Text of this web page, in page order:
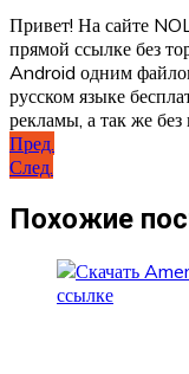
Привет! На сайте
прямой ссылке без
Android одним
русском языке
рекламы, а так же без
Навигация
по
записям
Пред.
След.
Похожие